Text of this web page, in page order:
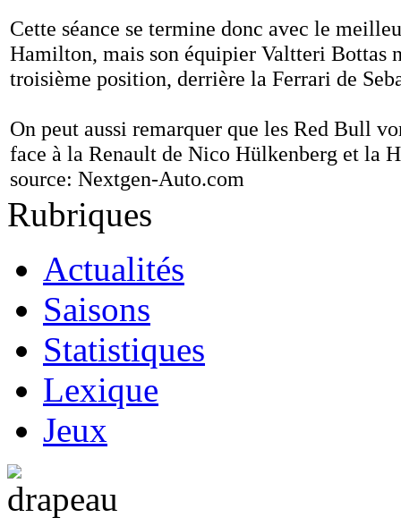
Cette séance se termine donc avec le
Hamilton, mais son équipier Valtteri Bottas
troisième position, derrière la Ferrari de
On peut aussi remarquer que les Red Bull
face à la Renault de Nico Hülkenberg et la
source: Nextgen-Auto.com
Rubriques
Actualités
Saisons
Statistiques
Lexique
Jeux